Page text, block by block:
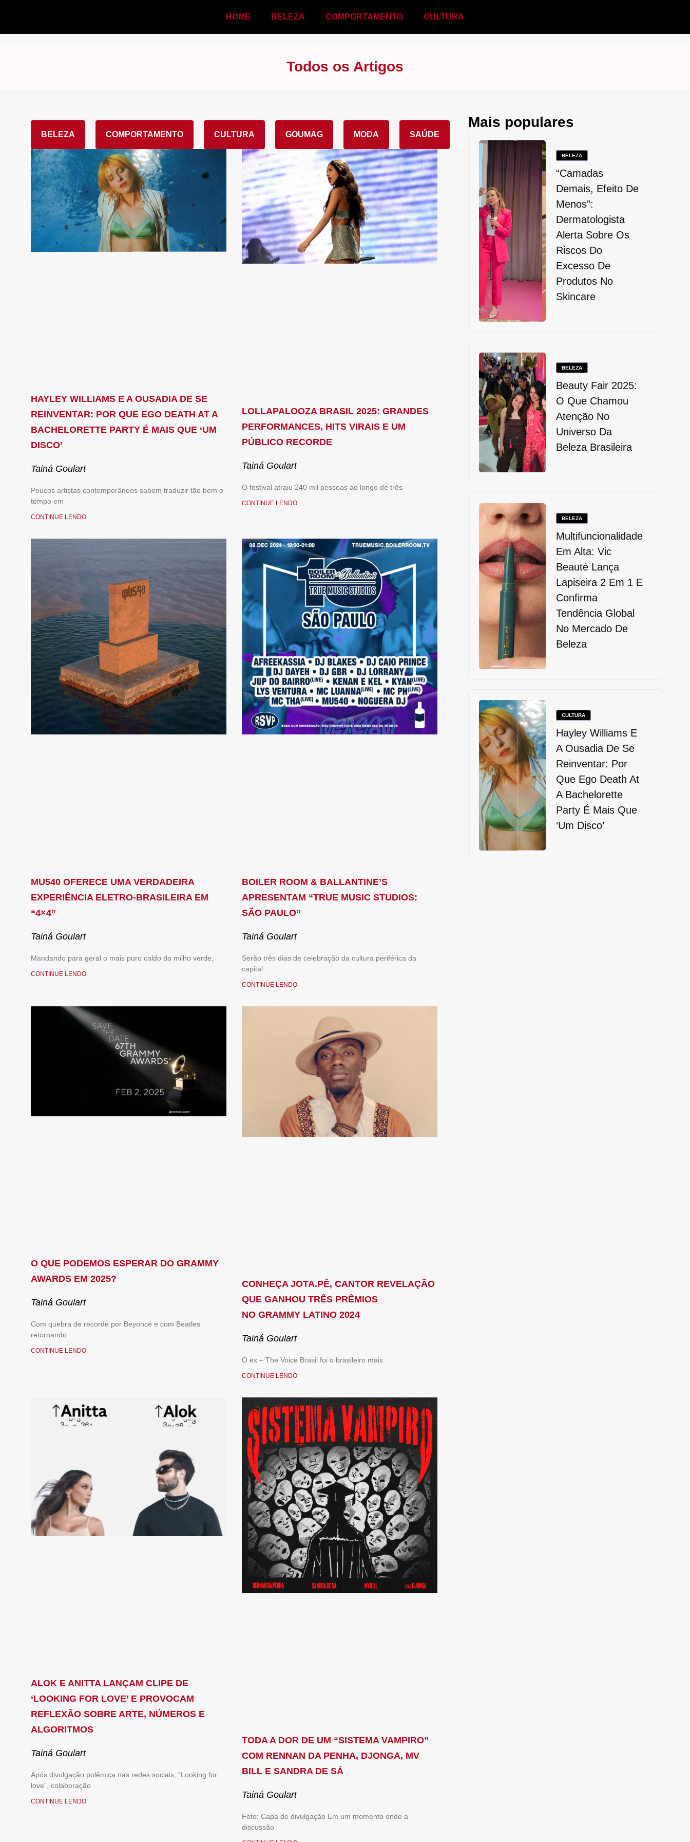
HOME BELEZA COMPORTAMENTO CULTURA
Todos os Artigos
BELEZA COMPORTAMENTO CULTURA GOUMAG MODA SAÚDE
HAYLEY WILLIAMS E A OUSADIA DE SE
REINVENTAR: POR QUE EGO DEATH AT A
BACHELORETTE PARTY É MAIS QUE ‘UM
DISCO’
Tainá Goulart
Poucos artistas contemporâneos sabem traduzir tão bem o
tempo em
CONTINUE LENDO
LOLLAPALOOZA BRASIL 2025: GRANDES
PERFORMANCES, HITS VIRAIS E UM
PÚBLICO RECORDE
Tainá Goulart
O festival atraiu 240 mil pessoas ao longo de três
CONTINUE LENDO
MU540 OFERECE UMA VERDADEIRA
EXPERIÊNCIA ELETRO-BRASILEIRA EM
“4×4”
Tainá Goulart
Mandando para geral o mais puro caldo do milho verde,
CONTINUE LENDO
BOILER ROOM & BALLANTINE’S
APRESENTAM “TRUE MUSIC STUDIOS:
SÃO PAULO”
Tainá Goulart
Serão três dias de celebração da cultura periférica da
capital
CONTINUE LENDO
O QUE PODEMOS ESPERAR DO GRAMMY
AWARDS EM 2025?
Tainá Goulart
Com quebra de recorde por Beyoncé e com Beatles
retornando
CONTINUE LENDO
CONHEÇA JOTA.PÊ, CANTOR REVELAÇÃO
QUE GANHOU TRÊS PRÊMIOS
NO GRAMMY LATINO 2024
Tainá Goulart
O ex – The Voice Brasil foi o brasileiro mais
CONTINUE LENDO
ALOK E ANITTA LANÇAM CLIPE DE
‘LOOKING FOR LOVE’ E PROVOCAM
REFLEXÃO SOBRE ARTE, NÚMEROS E
ALGORITMOS
Tainá Goulart
Após divulgação polêmica nas redes sociais, “Looking for
love”, colaboração
CONTINUE LENDO
TODA A DOR DE UM “SISTEMA VAMPIRO”
COM RENNAN DA PENHA, DJONGA, MV
BILL E SANDRA DE SÁ
Tainá Goulart
Foto: Capa de divulgação Em um momento onde a
discussão
Mais populares
BELEZA
“Camadas
Demais, Efeito De
Menos”:
Dermatologista
Alerta Sobre Os
Riscos Do
Excesso De
Produtos No
Skincare
BELEZA
Beauty Fair 2025:
O Que Chamou
Atenção No
Universo Da
Beleza Brasileira
BELEZA
Multifuncionalidade
Em Alta: Vic
Beauté Lança
Lapiseira 2 Em 1 E
Confirma
Tendência Global
No Mercado De
Beleza
CULTURA
Hayley Williams E
A Ousadia De Se
Reinventar: Por
Que Ego Death At
A Bachelorette
Party É Mais Que
‘um Disco’